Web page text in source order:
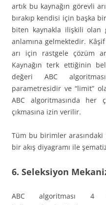
artık bu kaynağın görevli
bırakıp kendisi için başka
biten kaynakla ilişkili olan
anlamına gelmektedir.
arı için rastgele çözüm
Kaynağın terk ettiğinin
değeri ABC
parametresidir ve “limit”
ABC algoritmasında her
çıkmasına izin verilir.
Tüm bu birimler arasındaki
bir akış diyagramı ile
6. Seleksiyon
ABC algoritması 4